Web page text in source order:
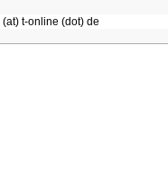
t-online (dot) de